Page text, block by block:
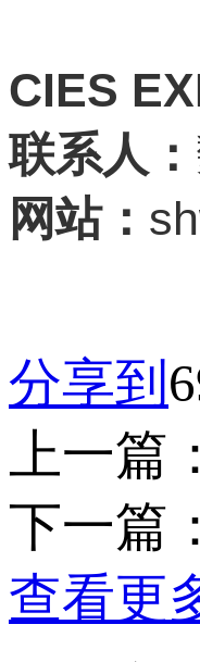
CIES
联系人：
网站：
分享到
上一篇：
下一篇：
查看更